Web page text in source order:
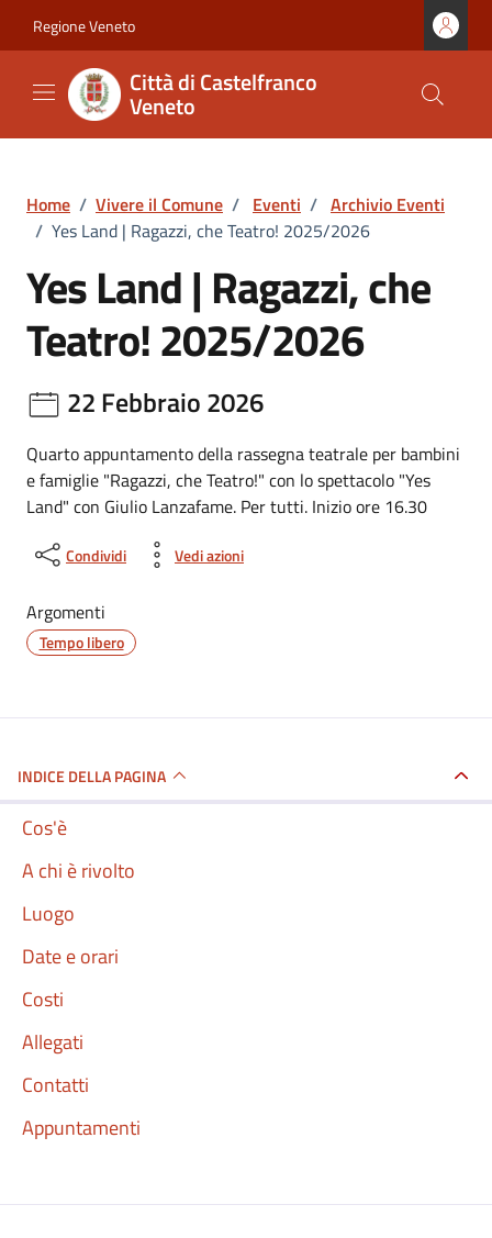
Regione Veneto
Città di Castelfranco
Veneto
Home / Vivere il Comune / Eventi / Archivio Eventi
/ Yes Land | Ragazzi, che Teatro! 2025/2026
Yes Land | Ragazzi, che
Teatro! 2025/2026
22 Febbraio 2026
Quarto appuntamento della rassegna teatrale per bambini
e famiglie "Ragazzi, che Teatro!" con lo spettacolo "Yes
Land" con Giulio Lanzafame. Per tutti. Inizio ore 16.30
Condividi Vedi azioni
Argomenti
Tempo libero
INDICE DELLA PAGINA
Cos'è
A chi è rivolto
Luogo
Date e orari
Costi
Allegati
Contatti
Appuntamenti